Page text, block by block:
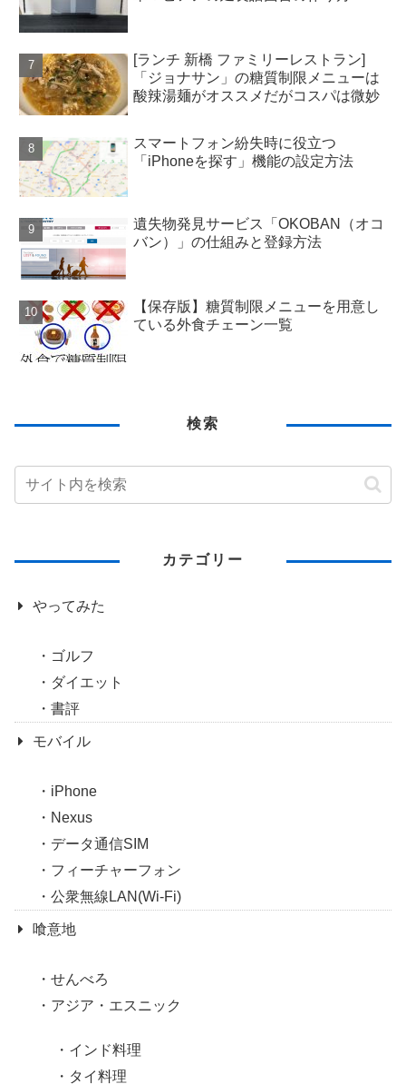
[ランチ 新橋 ファミリーレストラン]
「ジョナサン」の糖質制限メニューは
酸辣湯麺がオススメだがコスパは微妙
スマートフォン紛失時に役立つ
「iPhoneを探す」機能の設定方法
遺失物発見サービス「OKOBAN（オコ
バン）」の仕組みと登録方法
【保存版】糖質制限メニューを用意し
ている外食チェーン一覧
検索
カテゴリー
やってみた
ゴルフ
ダイエット
書評
モバイル
iPhone
Nexus
データ通信SIM
フィーチャーフォン
公衆無線LAN(Wi-Fi)
喰意地
せんべろ
アジア・エスニック
インド料理
タイ料理